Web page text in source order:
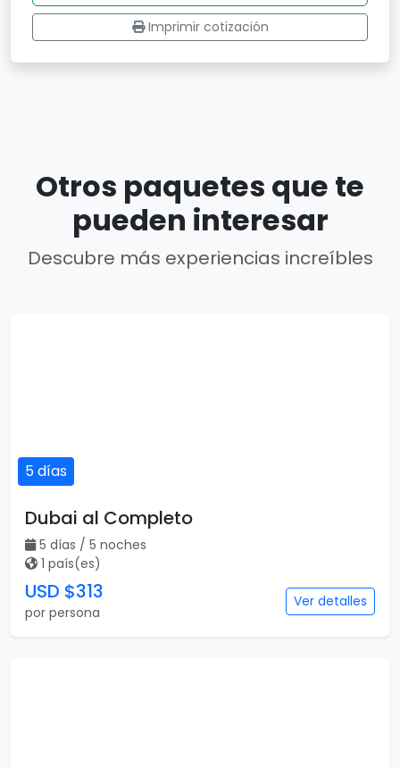
Imprimir cotización
Otros paquetes que te
pueden interesar
Descubre más experiencias increíbles
5 días
Dubai al Completo
5 días / 5 noches
1 país(es)
USD $313
por persona
Ver detalles